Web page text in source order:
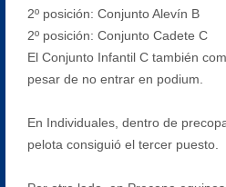
2º posición: Conjunto Alevín B
2º posición: ⁠Conjunto Cadete C
El Conjunto Infantil C también
pesar de no entrar en podium.
En Individuales, dentro de
pelota consiguió el tercer puesto.